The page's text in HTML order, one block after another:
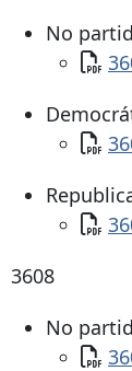
No
3608
No